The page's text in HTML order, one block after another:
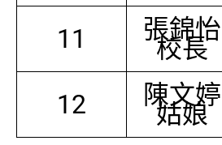
11 張錦怡
校長
12 陳文婷
姑娘